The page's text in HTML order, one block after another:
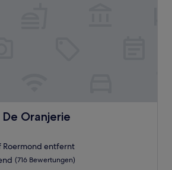
Oranjerie
Roermond entfernt
(716 Bewertungen)